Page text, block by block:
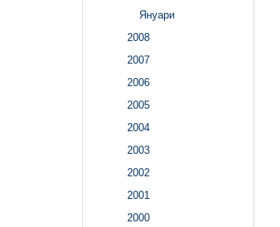
Януари
2008
2007
2006
2005
2004
2003
2002
2001
2000